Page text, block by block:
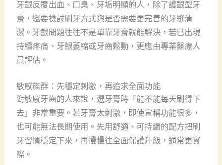
牙齦反覆出血、口臭、牙垢明顯的人，除了護齦型牙
膏，還要檢討刷牙方式與是否需要更完善的牙縫清
潔。牙齦問題往往不是單靠牙膏就能解決，若已出現
持續疼痛、牙齦萎縮或牙齒鬆動，更應由專業醫療人
員評估。
敏感族群：先穩定刺激，再追求全面功能
對敏感牙齒的人來說，選牙膏時「能不能每天刷得下
去」非常重要。若牙膏太刺激，即使宣稱功能很多，
也可能無法長期使用。先用舒適、可持續的配方把刷
牙習慣穩定下來，再慢慢往全面保護升級，通常更實
際。